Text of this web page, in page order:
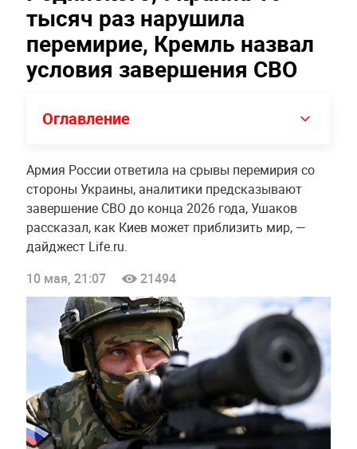
тысяч раз нарушила
перемирие, Кремль назвал
условия завершения СВО
Оглавление
Армия России ответила на срывы перемирия со
стороны Украины, аналитики предсказывают
завершение СВО до конца 2026 года, Ушаков
рассказал, как Киев может приблизить мир, —
дайджест Life.ru.
10 мая, 21:07
21494